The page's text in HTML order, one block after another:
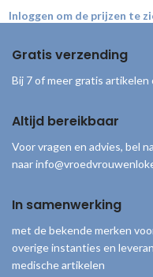
Inloggen om de prijzen te
Gratis verzending
Bij 7 of meer gratis
Altijd bereikbaar
Voor vragen en advies, bel
naar
In samenwerking
met de bekende merken
overige instanties en
medische artikelen